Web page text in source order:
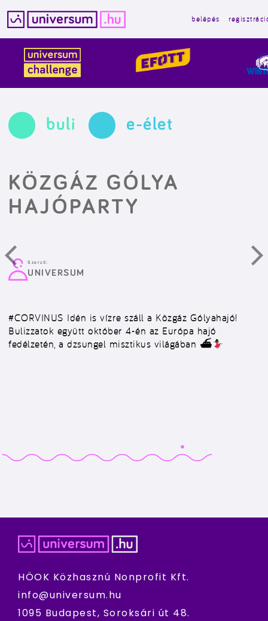
tartalomba
belépés
buli e-élet
KÖZGÁZ GÓLYA
HAJÓPARTY
Szerző:
UNIVERSUM
#CORVINUS Idén is vízre száll a Közgáz Gólyahajó!
Bulizzatok együtt október 4-én az Európa hajó
fedélzetén, a dzsungel misztikus világában ⛴
HÖOK Közhasznú Nonprofit Kft.
info@universum.hu
1095 Budapest, Soroksári út 48.